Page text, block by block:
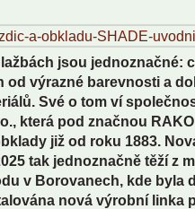
jsou jednoznačné:
od výrazné barevnosti a
Své o tom ví
která pod značnou
již od roku 1883.
tak jednoznačně těží z
v Borovanech, kde byla
nová výrobní linka